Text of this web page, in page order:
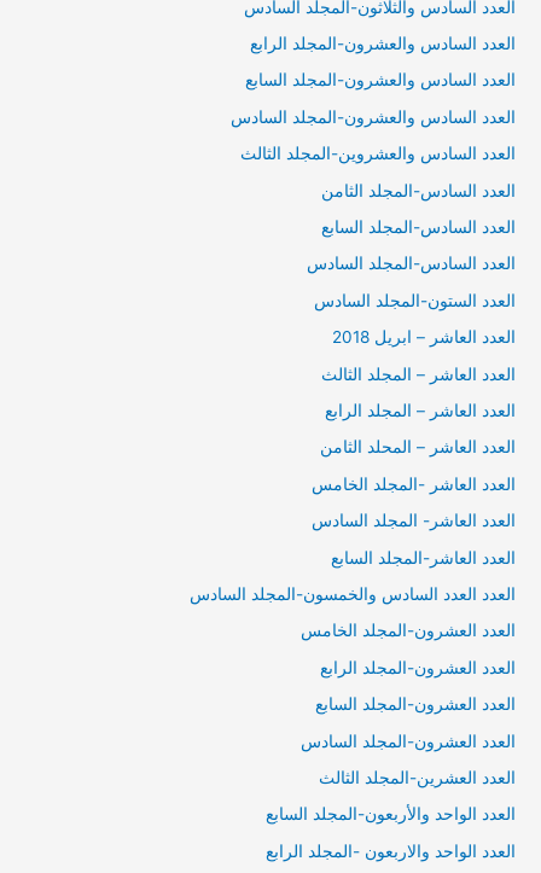
العدد السادس والثلاثون-المجلد السادس
العدد السادس والعشرون-المجلد الرابع
العدد السادس والعشرون-المجلد السابع
العدد السادس والعشرون-المجلد السادس
العدد السادس والعشروين-المجلد الثالث
العدد السادس-المجلد الثامن
العدد السادس-المجلد السابع
العدد السادس-المجلد السادس
العدد الستون-المجلد السادس
العدد العاشر – ابريل 2018
العدد العاشر – المجلد الثالث
العدد العاشر – المجلد الرابع
العدد العاشر – المحلد الثامن
العدد العاشر -المجلد الخامس
العدد العاشر- المجلد السادس
العدد العاشر-المجلد السابع
العدد العدد السادس والخمسون-المجلد السادس
العدد العشرون-المجلد الخامس
العدد العشرون-المجلد الرابع
العدد العشرون-المجلد السابع
العدد العشرون-المجلد السادس
العدد العشرين-المجلد الثالث
العدد الواحد والأربعون-المجلد السابع
العدد الواحد والاربعون -المجلد الرابع